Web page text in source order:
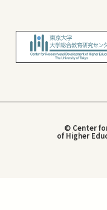
© Center
of Higher